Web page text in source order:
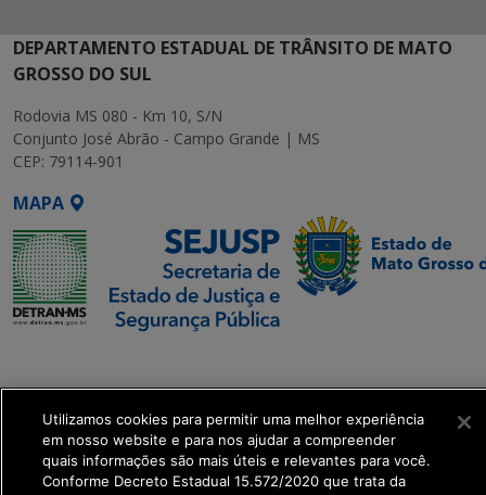
DEPARTAMENTO ESTADUAL DE TRÂNSITO DE MATO
GROSSO DO SUL
Rodovia MS 080 - Km 10, S/N
Conjunto José Abrão - Campo Grande | MS
CEP: 79114-901
MAPA
Executiva de
Transformação Digital
get_footer();
Utilizamos cookies para permitir uma melhor experiência
em nosso website e para nos ajudar a compreender
quais informações são mais úteis e relevantes para você.
Conforme Decreto Estadual 15.572/2020 que trata da